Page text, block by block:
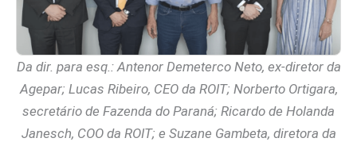
Da dir. para esq.: Antenor Demeterco Neto, ex-diretor da
Agepar; Lucas Ribeiro, CEO da ROIT; Norberto Ortigara,
secretário de Fazenda do Paraná; Ricardo de Holanda
Janesch, COO da ROIT; e Suzane Gambeta, diretora da